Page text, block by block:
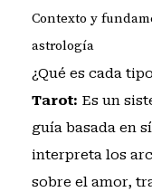
Contexto y
astrología
¿Qué es cada
Tarot: Es un
guía basada en
interpreta los
sobre el amor,